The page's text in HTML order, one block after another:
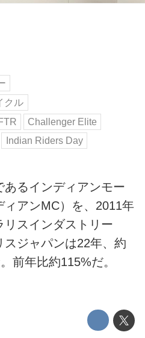
クル
FTR
Challenger Elite
Indian Riders Day
るインディアンモー
ィアンMC）を、2011年
リスインダストリー
スジャパンは22年、約
前年比約115%だ。